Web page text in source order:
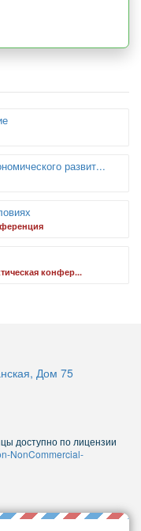
развит...
конфер...
Дом 75
доступно по лицензии
NonCommercial-